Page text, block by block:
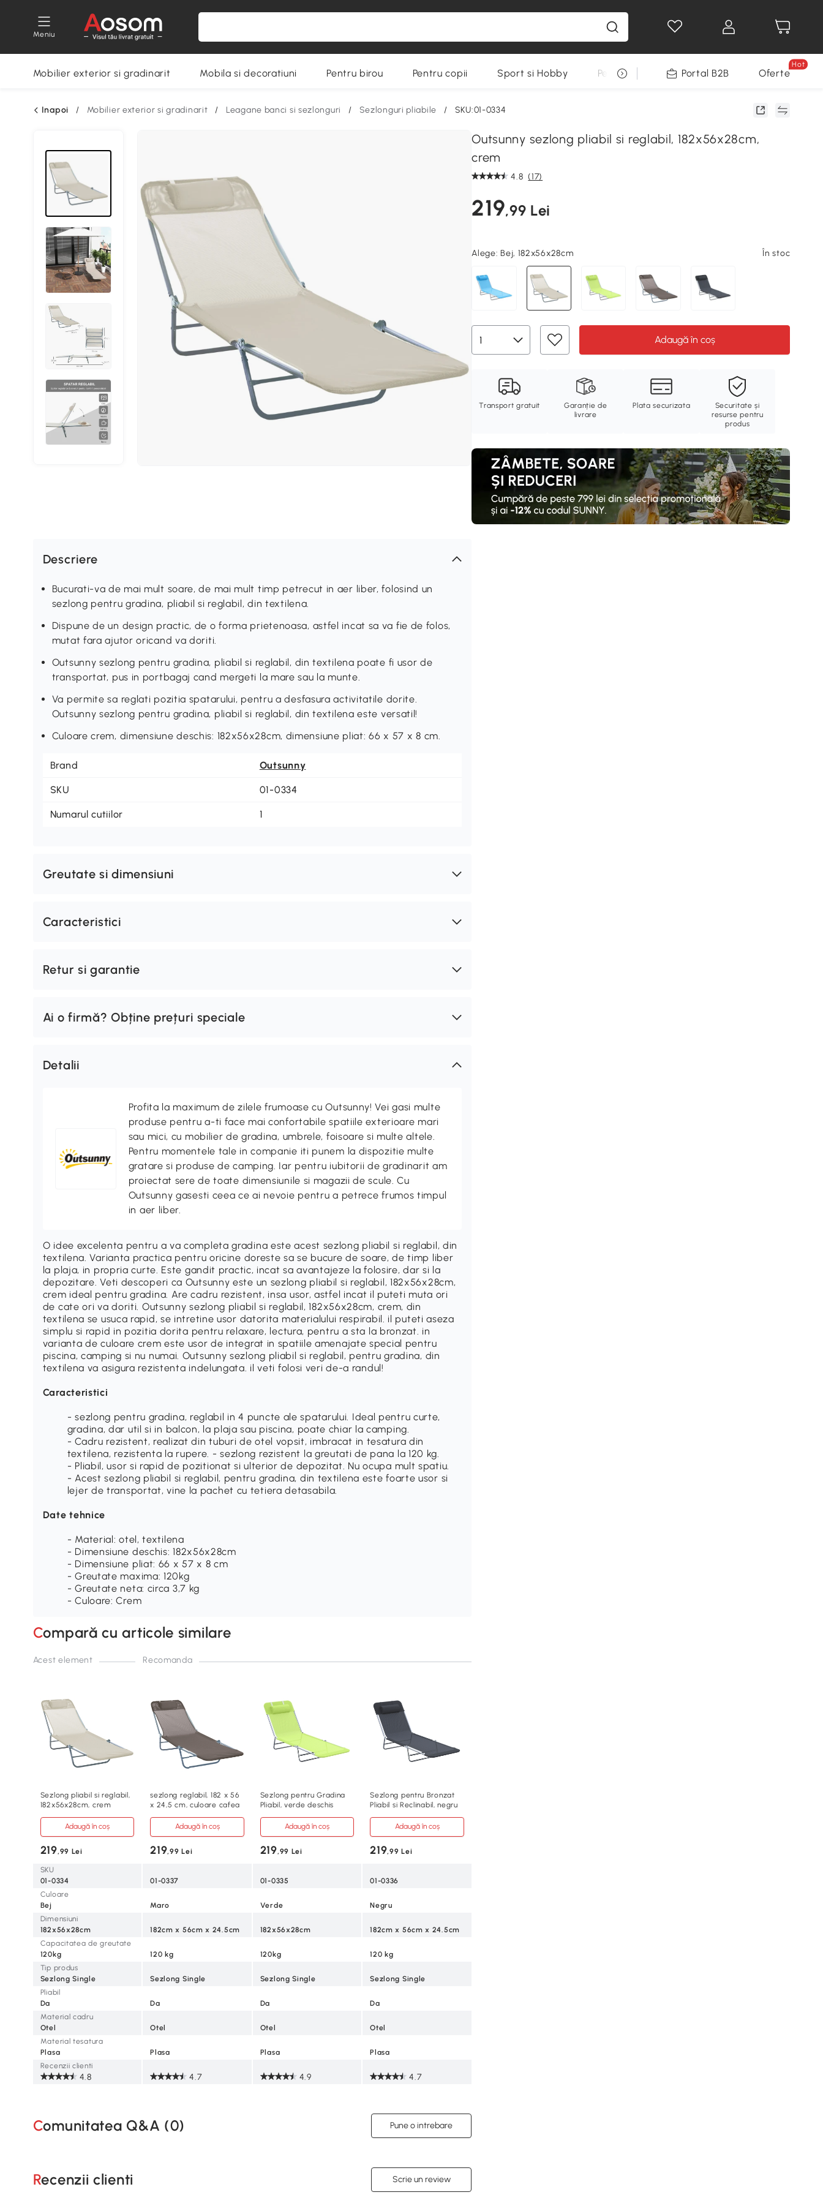
Meniu
Mobilier exterior si gradinarit Mobila si decoratiuni Pentru birou Pentru copii Sport si Hobby Pentru animale Decoratiuni Sarbatori
Portal B2B Oferte
Hot
Inapoi / Mobilier exterior si gradinarit / Leagane banci si sezlonguri / Sezlonguri pliabile / SKU:01-0334
Outsunny sezlong pliabil si reglabil, 182x56x28cm,
crem
4.8 (17)
219,99 Lei
Alege:Bej, 182x56x28cm În stoc
Adaugă în coș
Transport gratuit
Garanție de
livrare
Plata securizata
Securitate și
resurse pentru
produs
Descriere
Bucurati-va de mai mult soare, de mai mult timp petrecut in aer liber, folosind un
sezlong pentru gradina, pliabil si reglabil, din textilena.
Dispune de un design practic, de o forma prietenoasa, astfel incat sa va fie de folos,
mutat fara ajutor oricand va doriti.
Outsunny sezlong pentru gradina, pliabil si reglabil, din textilena poate fi usor de
transportat, pus in portbagaj cand mergeti la mare sau la munte.
Va permite sa reglati pozitia spatarului, pentru a desfasura activitatile dorite.
Outsunny sezlong pentru gradina, pliabil si reglabil, din textilena este versatil!
Culoare crem, dimensiune deschis: 182x56x28cm, dimensiune pliat: 66 x 57 x 8 cm.
Brand Outsunny
SKU 01-0334
Numarul cutiilor 1
Greutate si dimensiuni
Caracteristici
Retur si garantie
Ai o firmă? Obține prețuri speciale
Detalii
Profita la maximum de zilele frumoase cu Outsunny! Vei gasi multe
produse pentru a-ti face mai confortabile spatiile exterioare mari
sau mici, cu mobilier de gradina, umbrele, foisoare si multe altele.
Pentru momentele tale in companie iti punem la dispozitie multe
gratare si produse de camping. Iar pentru iubitorii de gradinarit am
proiectat sere de toate dimensiunile si magazii de scule. Cu
Outsunny gasesti ceea ce ai nevoie pentru a petrece frumos timpul
in aer liber.
O idee excelenta pentru a va completa gradina este acest sezlong pliabil si reglabil, din
textilena. Varianta practica pentru oricine doreste sa se bucure de soare, de timp liber
la plaja, in propria curte. Este gandit practic, incat sa avantajeze la folosire, dar si la
depozitare. Veti descoperi ca Outsunny este un sezlong pliabil si reglabil, 182x56x28cm,
crem ideal pentru gradina. Are cadru rezistent, insa usor, astfel incat il puteti muta ori
de cate ori va doriti. Outsunny sezlong pliabil si reglabil, 182x56x28cm, crem, din
textilena se usuca rapid, se intretine usor datorita materialului respirabil. il puteti aseza
simplu si rapid in pozitia dorita pentru relaxare, lectura, pentru a sta la bronzat. in
varianta de culoare crem este usor de integrat in spatiile amenajate special pentru
piscina, camping si nu numai. Outsunny sezlong pliabil si reglabil, pentru gradina, din
textilena va asigura rezistenta indelungata. il veti folosi veri de-a randul!
Caracteristici
- sezlong pentru gradina, reglabil in 4 puncte ale spatarului. Ideal pentru curte,
gradina, dar util si in balcon, la plaja sau piscina, poate chiar la camping.
- Cadru rezistent, realizat din tuburi de otel vopsit, imbracat in tesatura din
textilena, rezistenta la rupere. - sezlong rezistent la greutati de pana la 120 kg.
- Pliabil, usor si rapid de pozitionat si ulterior de depozitat. Nu ocupa mult spatiu.
- Acest sezlong pliabil si reglabil, pentru gradina, din textilena este foarte usor si
lejer de transportat, vine la pachet cu tetiera detasabila.
Date tehnice
- Material: otel, textilena
- Dimensiune deschis: 182x56x28cm
- Dimensiune pliat: 66 x 57 x 8 cm
- Greutate maxima: 120kg
- Greutate neta: circa 3,7 kg
- Culoare: Crem
Compară cu articole similare
SKU
Culoare
Dimensiuni
Capacitatea de greutate
Tip produs
Pliabil
Material cadru
Material tesatura
Recenzii clienti
Acest element
Sezlong pliabil si reglabil,
182x56x28cm, crem
Adaugă în coș
219,99 Lei
01-0334
Bej
182x56x28cm
120kg
Sezlong Single
Da
Otel
Plasa
4.8
Recomanda
sezlong reglabil, 182 x 56
x 24,5 cm, culoare cafea
Adaugă în coș
219,99 Lei
01-0337
Maro
182cm x 56cm x 24.5cm
120 kg
Sezlong Single
Da
Otel
Plasa
4.7
Sezlong pentru Gradina
Pliabil, verde deschis
Adaugă în coș
219,99 Lei
01-0335
Verde
182x56x28cm
120kg
Sezlong Single
Da
Otel
Plasa
4.9
Sezlong pentru Bronzat
Pliabil si Reclinabil, negru
Adaugă în coș
219,99 Lei
01-0336
Negru
182cm x 56cm x 24.5cm
120 kg
Sezlong Single
Da
Otel
Plasa
4.7
Comunitatea Q&A (0) Pune o intrebare
Recenzii clienti Scrie un review